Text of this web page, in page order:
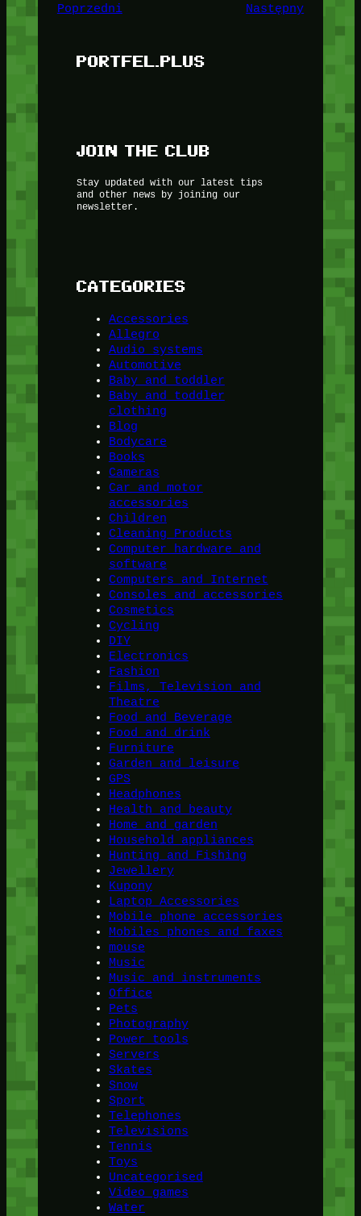
Poprzedni Następny
PORTFEL.PLUS
JOIN THE CLUB
Stay updated with our latest tips
and other news by joining our
newsletter.
CATEGORIES
Accessories
Allegro
Audio systems
Automotive
Baby and toddler
Baby and toddler
clothing
Blog
Bodycare
Books
Cameras
Car and motor
accessories
Children
Cleaning Products
Computer hardware and
software
Computers and Internet
Consoles and accessories
Cosmetics
Cycling
DIY
Electronics
Fashion
Films, Television and
Theatre
Food and Beverage
Food and drink
Furniture
Garden and leisure
GPS
Headphones
Health and beauty
Home and garden
Household appliances
Hunting and Fishing
Jewellery
Kupony
Laptop Accessories
Mobile phone accessories
Mobiles phones and faxes
mouse
Music
Music and instruments
Office
Pets
Photography
Power tools
Servers
Skates
Snow
Sport
Telephones
Televisions
Tennis
Toys
Uncategorised
Video games
Water